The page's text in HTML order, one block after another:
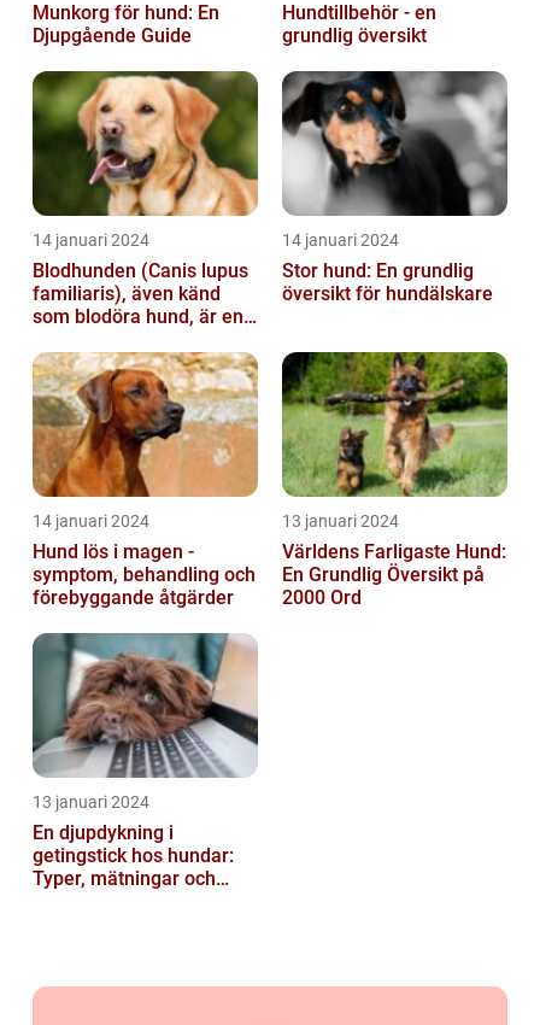
Munkorg för hund: En
Djupgående Guide
Hundtillbehör - en
grundlig översikt
14 januari 2024
Blodhunden (Canis lupus
familiaris), även känd
som blodöra hund, är en
kara...
14 januari 2024
Stor hund: En grundlig
översikt för hundälskare
14 januari 2024
Hund lös i magen -
symptom, behandling och
förebyggande åtgärder
13 januari 2024
Världens Farligaste Hund:
En Grundlig Översikt på
2000 Ord
13 januari 2024
En djupdykning i
getingstick hos hundar:
Typer, mätningar och